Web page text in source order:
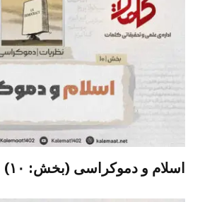
اسلام و دموکراسی (بخش: ۱۰)